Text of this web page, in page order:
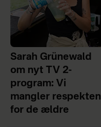
Sarah Grünewald
om nyt TV 2-
program: Vi
mangler respekten
for de ældre